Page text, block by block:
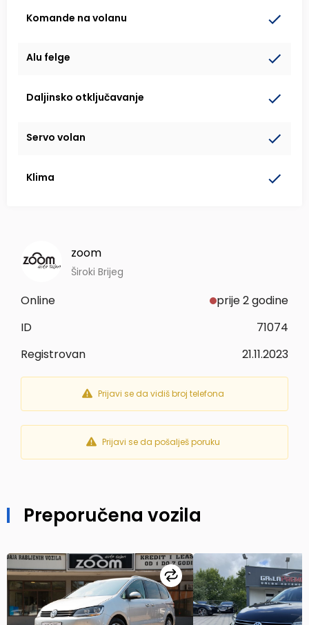
Komande na volanu
Alu felge
Daljinsko otključavanje
Servo volan
Klima
zoom
Široki Brijeg
Online
prije 2 godine
ID
71074
Registrovan
21.11.2023
Prijavi se da vidiš broj telefona
Prijavi se da pošalješ poruku
Preporučena vozila
Uporedi